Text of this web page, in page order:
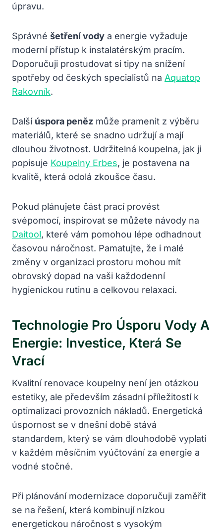
úpravu.
Správné šetření vody a energie vyžaduje
moderní přístup k instalatérským pracím.
Doporučuji prostudovat si tipy na snížení
spotřeby od českých specialistů na Aquatop
Rakovník.
Další úspora peněz může pramenit z výběru
materiálů, které se snadno udržují a mají
dlouhou životnost. Udržitelná koupelna, jak ji
popisuje Koupelny Erbes, je postavena na
kvalitě, která odolá zkoušce času.
Pokud plánujete část prací provést
svépomocí, inspirovat se můžete návody na
Daitool, které vám pomohou lépe odhadnout
časovou náročnost. Pamatujte, že i malé
změny v organizaci prostoru mohou mít
obrovský dopad na vaši každodenní
hygienickou rutinu a celkovou relaxaci.
Technologie Pro Úsporu Vody A
Energie: Investice, Která Se
Vrací
Kvalitní renovace koupelny není jen otázkou
estetiky, ale především zásadní příležitostí k
optimalizaci provozních nákladů. Energetická
úspornost se v dnešní době stává
standardem, který se vám dlouhodobě vyplatí
v každém měsíčním vyúčtování za energie a
vodné stočné.
Při plánování modernizace doporučuji zaměřit
se na řešení, která kombinují nízkou
energetickou náročnost s vysokým